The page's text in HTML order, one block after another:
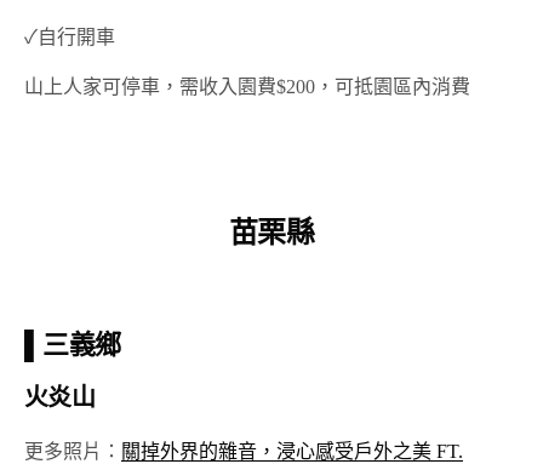
✓自行開車
山上人家可停車，需收入園費$200，可抵園區內消費
苗栗縣
三義鄉
火炎山
更多照片： 關掉外界的雜音，浸心感受戶外之美 FT.